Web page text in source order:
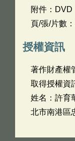
附件：DVD
頁/張/片數
授權資訊
著作財產權
取得授權資
姓名：許育
北市南港區